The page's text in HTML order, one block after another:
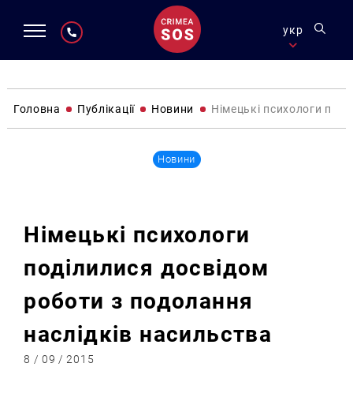
укр
Головна Публікації Новини Німецькі психологи
Новини
Німецькі психологи
поділилися досвідом
роботи з подолання
наслідків насильства
8 / 09 / 2015